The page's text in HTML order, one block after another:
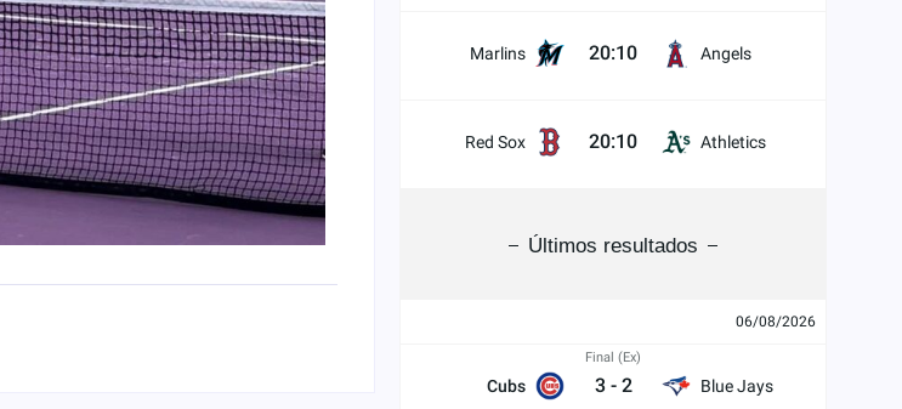
Marlins 20:10 Angels
Red Sox 20:10 Athletics
Últimos resultados
06/08/2026
Cubs
Final (Ex)
3 - 2 Blue Jays